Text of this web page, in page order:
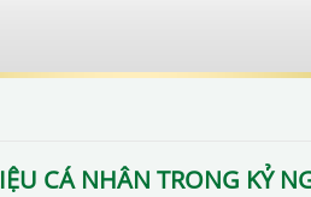
CÁ NHÂN TRONG KỶ